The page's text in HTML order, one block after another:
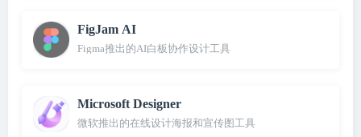
FigJam AI
Figma推出的AI白板协作设计工具
Microsoft Designer
微软推出的在线设计海报和宣传图工具